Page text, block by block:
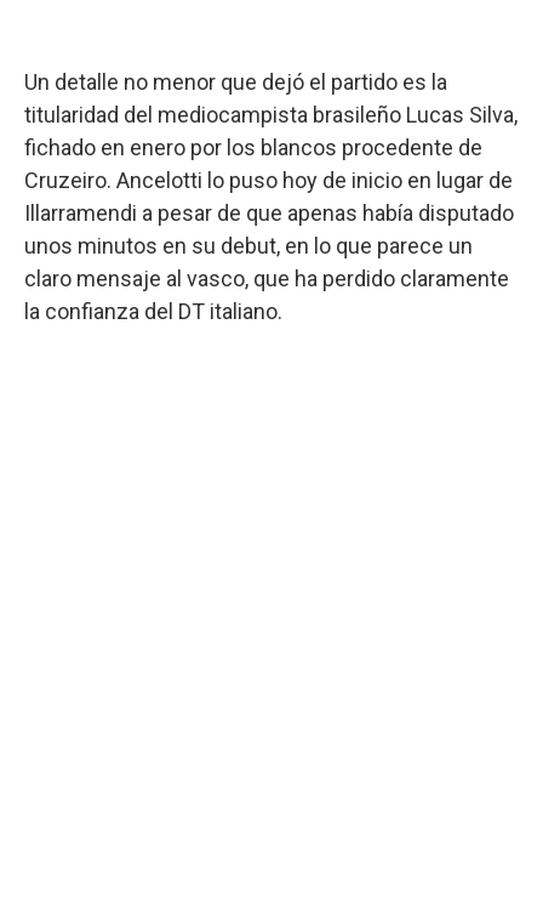
Un detalle no menor que dejó el partido es la
titularidad del mediocampista brasileño Lucas Silva,
fichado en enero por los blancos procedente de
Cruzeiro. Ancelotti lo puso hoy de inicio en lugar de
Illarramendi a pesar de que apenas había disputado
unos minutos en su debut, en lo que parece un
claro mensaje al vasco, que ha perdido claramente
la confianza del DT italiano.